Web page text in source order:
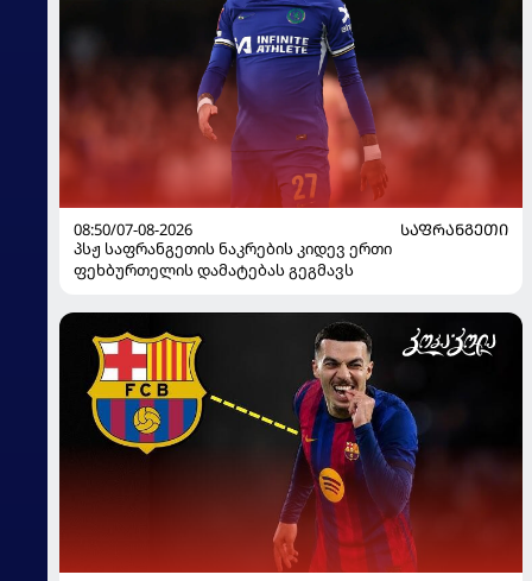
08:50/07-08-2026
ᲡᲐᲤᲠᲐᲜᲒᲔᲗᲘ
პსჟ საფრანგეთის ნაკრების კიდევ ერთი
ფეხბურთელის დამატებას გეგმავს